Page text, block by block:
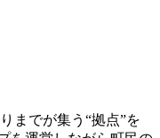
までが集う“拠点”を